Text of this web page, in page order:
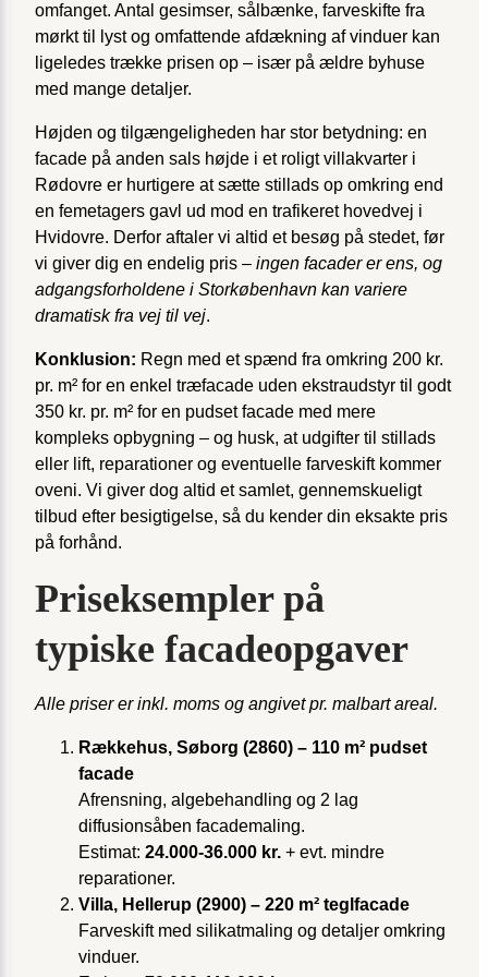
omfanget. Antal gesimser, sålbænke, farveskifte fra
mørkt til lyst og omfattende afdækning af vinduer kan
ligeledes trække prisen op – især på ældre byhuse
med mange detaljer.
Højden og tilgængeligheden har stor betydning: en
facade på anden sals højde i et roligt villakvarter i
Rødovre er hurtigere at sætte stillads op omkring end
en femetagers gavl ud mod en trafikeret hovedvej i
Hvidovre. Derfor aftaler vi altid et besøg på stedet, før
vi giver dig en endelig pris – ingen facader er ens, og
adgangsforholdene i Storkøbenhavn kan variere
dramatisk fra vej til vej.
Konklusion: Regn med et spænd fra omkring 200 kr.
pr. m² for en enkel træfacade uden ekstraudstyr til godt
350 kr. pr. m² for en pudset facade med mere
kompleks opbygning – og husk, at udgifter til stillads
eller lift, reparationer og eventuelle farveskift kommer
oveni. Vi giver dog altid et samlet, gennemskueligt
tilbud efter besigtigelse, så du kender din eksakte pris
på forhånd.
Priseksempler på
typiske facadeopgaver
Alle priser er inkl. moms og angivet pr. malbart areal.
Rækkehus, Søborg (2860) – 110 m² pudset
facade
Afrensning, algebehandling og 2 lag
diffusionsåben facademaling.
Estimat: 24.000-36.000 kr. + evt. mindre
reparationer.
Villa, Hellerup (2900) – 220 m² teglfacade
Farveskift med silikatmaling og detaljer omkring
vinduer.